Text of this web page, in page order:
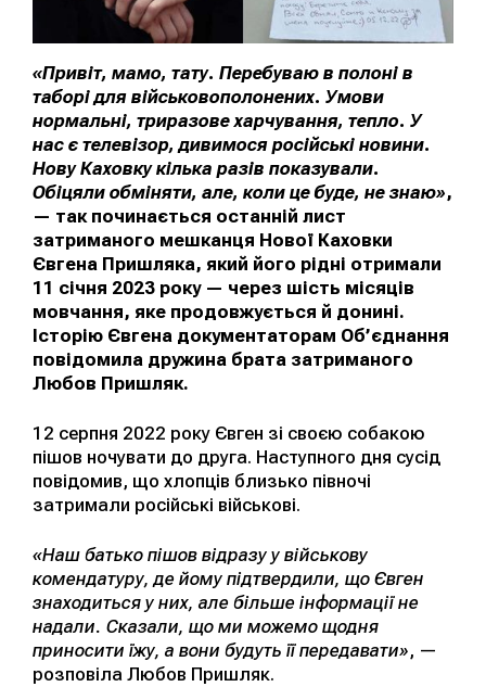
«Привіт, мамо, тату. Перебуваю в полоні в
таборі для військовополонених. Умови
нормальні, триразове харчування, тепло. У
нас є телевізор, дивимося російські новини.
Нову Каховку кілька разів показували.
Обіцяли обміняти, але, коли це буде, не знаю»,
— так починається останній лист
затриманого мешканця Нової Каховки
Євгена Пришляка, який його рідні отримали
11 січня 2023 року — через шість місяців
мовчання, яке продовжується й донині.
Історію Євгена документаторам Об’єднання
повідомила дружина брата затриманого
Любов Пришляк.
12 серпня 2022 року Євген зі своєю собакою
пішов ночувати до друга. Наступного дня сусід
повідомив, що хлопців близько півночі
затримали російські військові.
«Наш батько пішов відразу у військову
комендатуру, де йому підтвердили, що Євген
знаходиться у них, але більше інформації не
надали. Сказали, що ми можемо щодня
приносити їжу, а вони будуть її передавати», —
розповіла Любов Пришляк.